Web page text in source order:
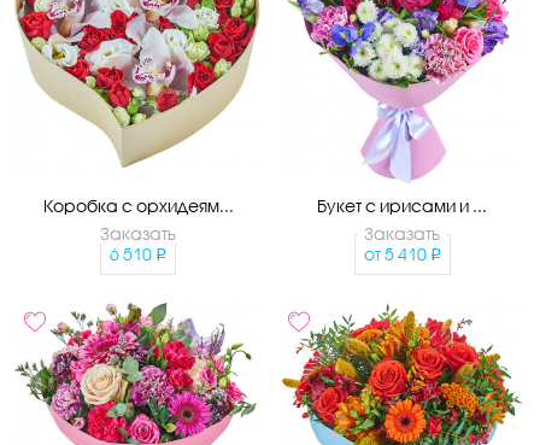
Коробка с орхидеям...
Заказать
6 510
Букет с ирисами и ...
Заказать
от 5 410